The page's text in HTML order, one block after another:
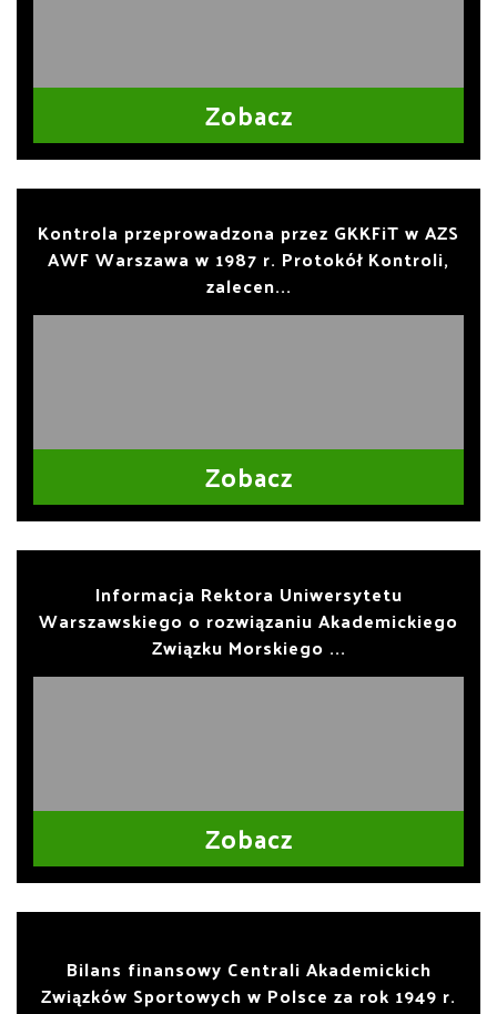
Zobacz
Kontrola przeprowadzona przez GKKFiT w AZS
AWF Warszawa w 1987 r. Protokół Kontroli,
zalecen...
Zobacz
Informacja Rektora Uniwersytetu
Warszawskiego o rozwiązaniu Akademickiego
Związku Morskiego ...
Zobacz
Bilans finansowy Centrali Akademickich
Związków Sportowych w Polsce za rok 1949 r.